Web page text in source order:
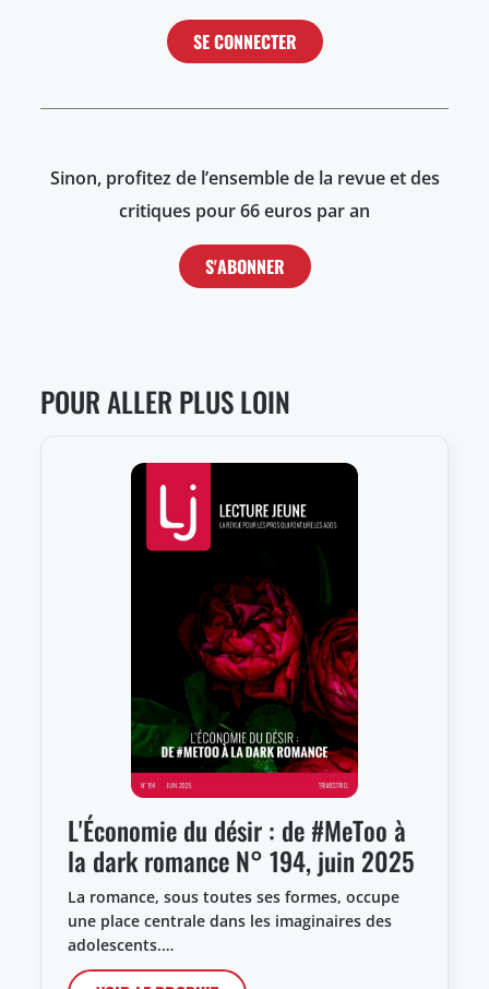
SE CONNECTER
Sinon, profitez de l’ensemble de la revue et des
critiques pour 66 euros par an
S'ABONNER
POUR ALLER PLUS LOIN
L'Économie du désir : de #MeToo à
la dark romance N° 194, juin 2025
La romance, sous toutes ses formes, occupe
une place centrale dans les imaginaires des
adolescents.…